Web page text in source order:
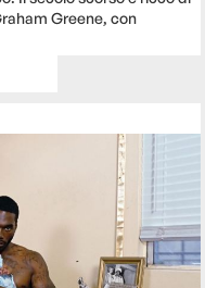
Greene, con